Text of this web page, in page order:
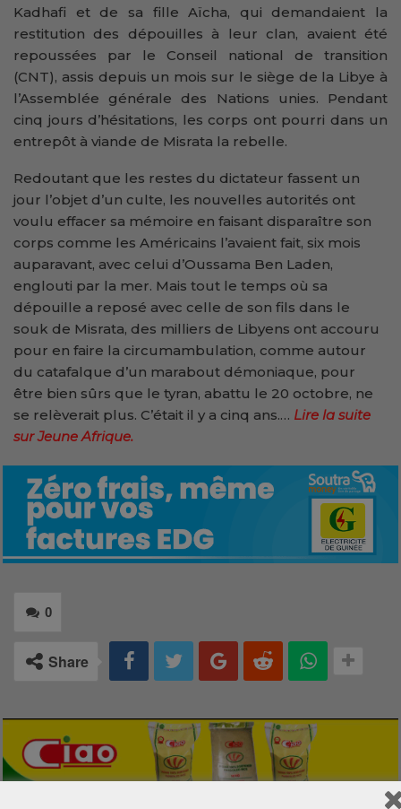
Kadhafi et de sa fille Aïcha, qui demandaient la
restitution des dépouilles à leur clan, avaient été
repoussées par le Conseil national de transition
(CNT), assis depuis un mois sur le siège de la Libye à
l’Assemblée générale des Nations unies. Pendant
cinq jours d’hésitations, les corps ont pourri dans un
entrepôt à viande de Misrata la rebelle.
Redoutant que les restes du dictateur fassent un
jour l’objet d’un culte, les nouvelles autorités ont
voulu effacer sa mémoire en faisant disparaître son
corps comme les Américains l’avaient fait, six mois
auparavant, avec celui d’Oussama Ben Laden,
englouti par la mer. Mais tout le temps où sa
dépouille a reposé avec celle de son fils dans le
souk de Misrata, des milliers de Libyens ont accouru
pour en faire la circumambulation, comme autour
du catafalque d’un marabout démoniaque, pour
être bien sûrs que le tyran, abattu le 20 octobre, ne
se relèverait plus. C’était il y a cinq ans.… Lire la suite
sur Jeune Afrique.
0
Share